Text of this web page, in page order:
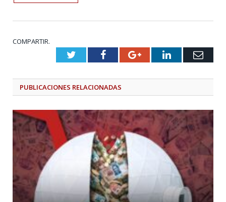
COMPARTIR.
TwitterFacebookGoogle+LinkedIn
PUBLICACIONES RELACIONADAS